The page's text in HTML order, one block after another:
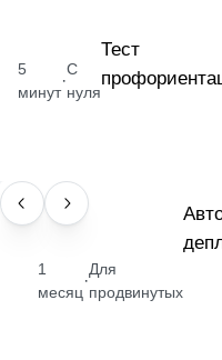
5
минут
·
С
нуля
Тест
НАВЫК
1
месяц
·
Для
продвинутых